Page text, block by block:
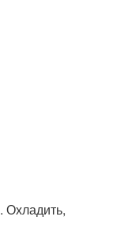
Охладить,